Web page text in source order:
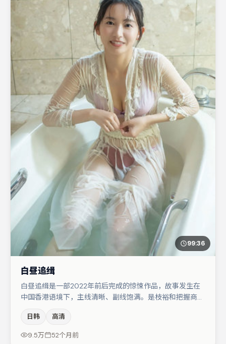
99:36
白昼追缉
白昼追缉是一部2022年前后完成的惊悚作品，故事发生在
中国香港语境下，主线清晰、副线饱满。是枝裕和把握商业
杨幂在片中承担叙事驱动，任素汐、朱一龙分别提供反差与
喜剧/悬疑调剂（视场次而定）。若你偏爱强类型与清晰主
日韩 高清
9.5万 52个月前